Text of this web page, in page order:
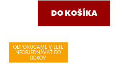
DO KOŠÍKA
ODPORÚČAME V LETE
NEOBJEDNÁVAŤ DO
BOXOV